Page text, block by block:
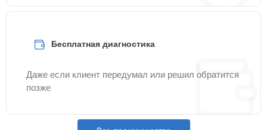
Бесплатная диагностика
Даже если клиент передумал или решил обратится
позже